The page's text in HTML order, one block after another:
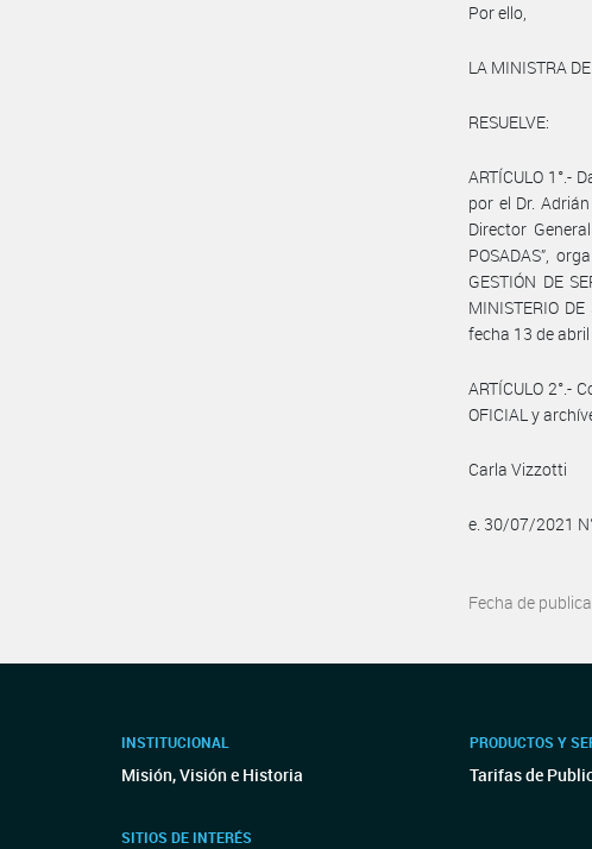
Por ello,
LA MINISTRA
RESUELVE:
ARTÍCULO 1°.-
por el Dr.
Director
POSADAS”,
GESTIÓN DE
MINISTERIO
fecha 13 de
ARTÍCULO 2°.-
OFICIAL y
Carla Vizzotti
e. 30/07/2021
Fecha de
INSTITUCIONAL
Misión, Visión e Historia
SITIOS DE INTERÉS
PRODUCTOS Y
Tarifas de